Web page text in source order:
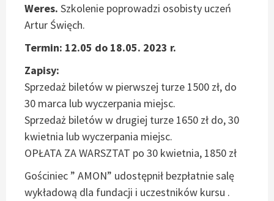
Weres. Szkolenie poprowadzi osobisty uczeń
Artur Święch.
Termin: 12.05 do 18.05. 2023 r.
Zapisy:
Sprzedaż biletów w pierwszej turze 1500 zł, do
30 marca lub wyczerpania miejsc.
Sprzedaż biletów w drugiej turze 1650 zł do, 30
kwietnia lub wyczerpania miejsc.
OPŁATA ZA WARSZTAT po 30 kwietnia, 1850 zł
Gościniec ” AMON” udostępnił bezpłatnie salę
wykładową dla fundacji i uczestników kursu .